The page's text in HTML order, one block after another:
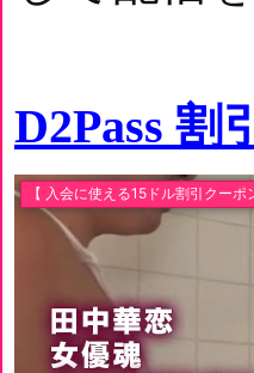
D2Pass 割